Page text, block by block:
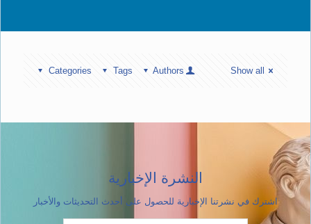
Categories Tags Authors Show all
النشرة الإخبارية
اشترك في نشرتنا الإخبارية للحصول على أحدث التحديثات والأخبار